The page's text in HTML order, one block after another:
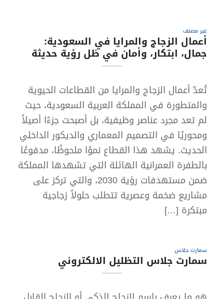
غير مصنف
أعمال الزجاج والمرايا في السعودية:
جمال، ابتكار، وأمان في ظل رؤية حديثة
تُعدّ أعمال الزجاج والمرايا من القطاعات الحيوية
والمتطورة في المملكة العربية السعودية، حيث
لم تعد مجرد عناصر وظيفية، بل أصبحت جزءًا أصيلاً
ومحوريًا في التصميم المعماري والديكور الداخلي
الحديث. يشهد هذا القطاع نموًا ملحوظًا، مدفوعًا
بالطفرة العمرانية الهائلة التي تشهدها المملكة
ضمن مستهدفات رؤية 2030، والتي تركز على
مشاريع ضخمة وعصرية تتطلب حلولاً زجاجية
مبتكرة […]
سمارت جلاس
سمارت جلاس التظليل الالكتروني